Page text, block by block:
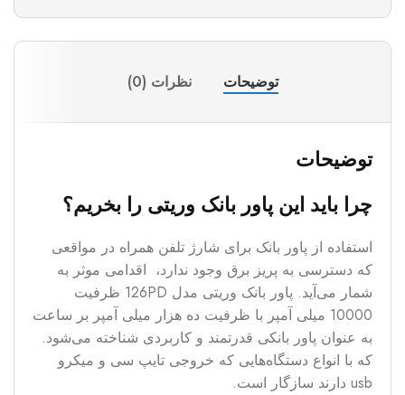
توضیحات نظرات (0)
توضیحات
چرا باید این پاور بانک وریتی را بخریم؟
استفاده از پاور بانک برای شارژ تلفن همراه در مواقعی
که دسترسی به پریز برق وجود ندارد، اقدامی موثر به
شمار می‌آید. پاور بانک وریتی مدل 126PD ظرفیت
10000 میلی آمپر با ظرفیت ده هزار میلی آمپر بر ساعت
به عنوان پاور بانکی قدرتمند و کاربردی شناخته می‌شود.
که با انواع دستگاه‌هایی که خروجی تایپ سی و میکرو
usb دارند سازگار است.